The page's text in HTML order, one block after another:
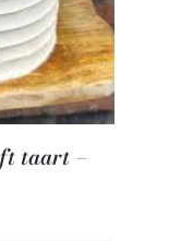
taart –